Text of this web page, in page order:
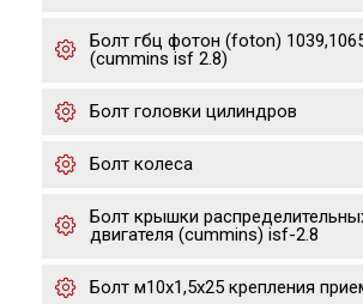
Болт гбц фотон (foton)
(cummins isf 2.8)
Болт головки цилиндров
Болт колеса
Болт крышки
двигателя (cummins) isf-2.8
Болт м10х1,5х25 крепления